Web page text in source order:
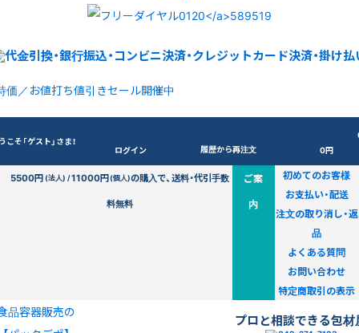
価／お値打ち値引きセール開催中
こそ「ゲスト」さま！
ログイン 履歴から再注文
0円
5500円(法人) /11000円(個人)の購入で、送料・代引手数
料無料
ご案
内
初めてのお客様
お支払い・配送
注文の取り消し・返
品
よくある質問
お問い合わせ
特定商取引の表示
品容器販売の
プロと相談できる包材